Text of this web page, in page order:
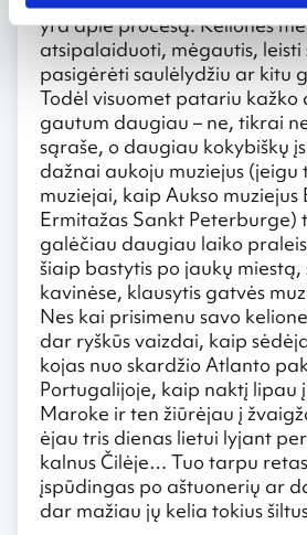
yra apie procesą. Kelionės
atsipalaiduoti, mėgautis, leisti
pasigėrėti saulėlydžiu ar kitu
Todėl visuomet patariu kažko
gautum daugiau – ne, tikrai
sąraše, o daugiau kokybiškų
dažnai aukoju muziejus (jeigu
muziejai, kaip Aukso
Ermitažas Sankt Peterburge)
galėčiau daugiau laiko
šiaip bastytis po jaukų
kavinėse, klausytis gatvės
Nes kai prisimenu savo
dar ryškūs vaizdai, kaip
kojas nuo skardžio Atlanto
Portugalijoje, kaip naktį lipau
Maroke ir ten žiūrėjau į
ėjau tris dienas lietui lyjant
kalnus Čilėje… Tuo tarpu
įspūdingas po aštuonerių ar
dar mažiau jų kelia tokius